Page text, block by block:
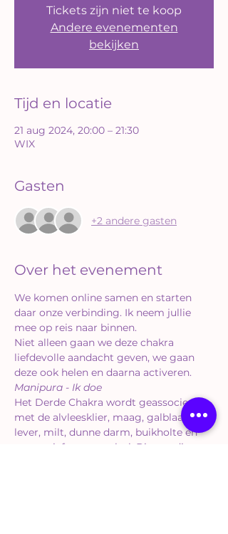
Tickets zijn niet te koop
Andere evenementen
bekijken
Tijd en locatie
21 aug 2024, 20:00 – 21:30
WIX
Gasten
+2 andere gasten
Over het evenement
We komen online samen en starten
daar onze verbinding. Ik neem jullie
mee op reis naar binnen.
Niet alleen gaan we deze chakra
liefdevolle aandacht geven, we gaan
deze ook helen en daarna activeren.
Manipura - Ik doe
Het Derde Chakra wordt geassocieerd
met de alvleesklier, maag, galblaas,
lever, milt, dunne darm, buikholte en
vegetatief zenuwstelsel. Binnen dit